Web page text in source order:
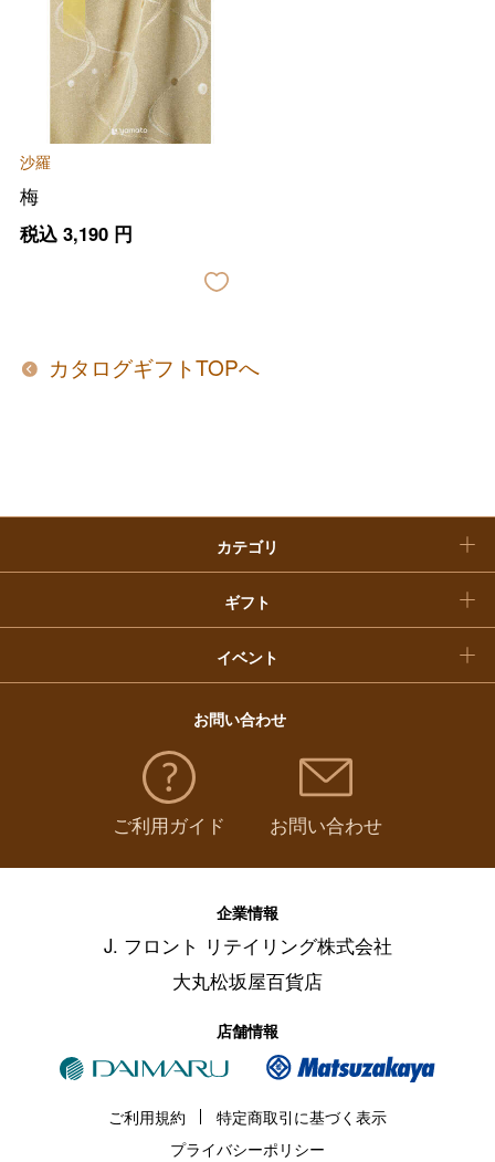
沙羅
梅
税込 3,190円
カタログギフトTOPへ
カテゴリ
フード＆スイーツ
ビューティー
ギフト
大丸・松坂屋のギフト
快気祝い
イベント
バレンタインチョコレート
お中元
福袋
お問い合わせ
ご利用ガイド お問い合わせ
企業情報
J. フロント リテイリング株式会社
大丸松坂屋百貨店
店舗情報
ご利用規約
特定商取引に基づく表示
プライバシーポリシー